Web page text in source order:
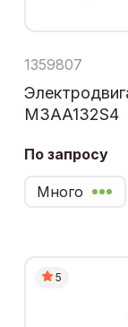
1359807
M3AA132S4
По запросу
Много
5